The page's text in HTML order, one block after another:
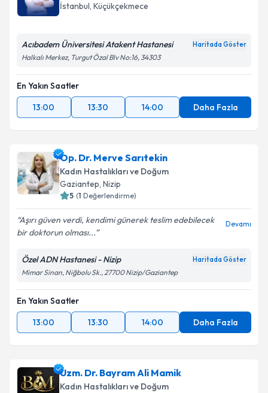
İstanbul, Küçükçekmece
Acıbadem Üniversitesi Atakent Hastanesi Haritada Göster
Halkalı Merkez, Turgut Özal Blv No:16, 34303
En Yakın Saatler
13:00
13:30 14:00 Daha Fazla
Op. Dr. Merve Sarıtekin
Kadın Hastalıkları ve Doğum
Gaziantep, Nizip
5 (1 Değerlendirme)
Aşırı güven verdi, kendimi günerek teslim edebilecek
bir doktorun olması...
Devamı
Özel ADN Hastanesi - Nizip Haritada Göster
Mimar Sinan, Niğbolu Sk., 27700 Nizip/Gaziantep
En Yakın Saatler
13:00
13:30 14:00 Daha Fazla
Uzm. Dr. Bayram Ali Mamik
Kadın Hastalıkları ve Doğum